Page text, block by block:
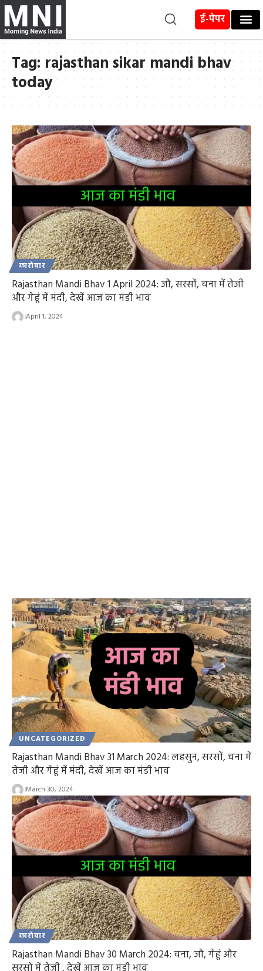
ई-पेपर
Tag: rajasthan sikar mandi bhav
today
कारोबार
Rajasthan Mandi Bhav 1 April 2024: जौ, सरसों, चना में तेजी
और गेहूं में मंदी, देखें आज का मंडी भाव
April 1, 2024
UNCATEGORIZED
Rajasthan Mandi Bhav 31 March 2024: लहसुन, सरसों, चना में
तेजी और गेहूं में मंदी, देखें आज का मंडी भाव
March 30, 2024
कारोबार
Rajasthan Mandi Bhav 30 March 2024: चना, जौ, गेहूं और